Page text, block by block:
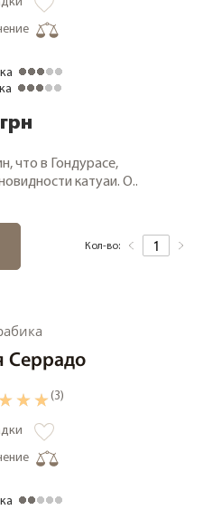
что в Гондурасе,
катуаи. О..
Кол-во:
Серрадо
(3)